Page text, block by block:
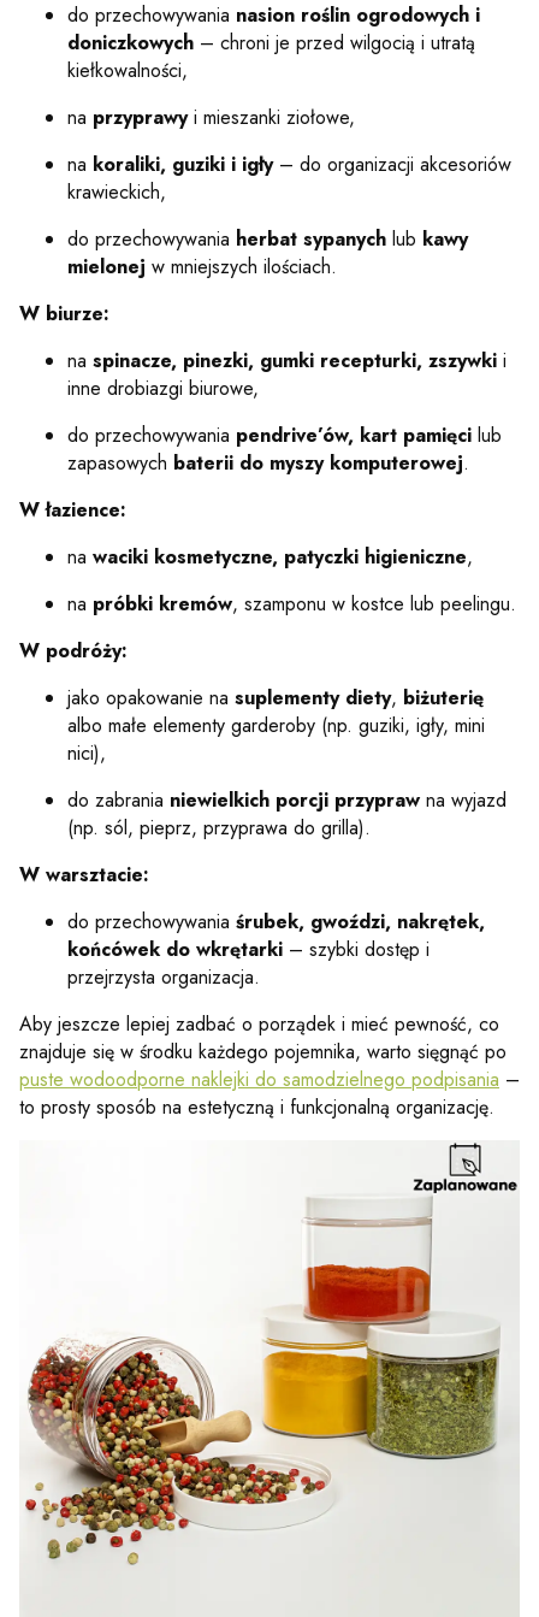
do przechowywania nasion roślin ogrodowych i
doniczkowych – chroni je przed wilgocią i utratą
kiełkowalności,
na przyprawyi mieszanki ziołowe,
na koraliki, guziki i igły– do organizacji akcesoriów
krawieckich,
do przechowywania herbat sypanych lub kawy
mielonej w mniejszych ilościach.
W biurze:
na spinacze, pinezki, gumki recepturki, zszywki i
inne drobiazgi biurowe,
do przechowywania pendrive’ów, kart pamięci lub
zapasowych baterii do myszy komputerowej.
W łazience:
na waciki kosmetyczne, patyczki higieniczne,
na próbki kremów, szamponu w kostce lub peelingu.
W podróży:
jako opakowanie na suplementy diety, biżuterię
albo małe elementy garderoby (np. guziki, igły, mini
nici),
do zabrania niewielkich porcji przypraw na wyjazd
(np. sól, pieprz, przyprawa do grilla).
W warsztacie:
do przechowywania śrubek, gwoździ, nakrętek,
końcówek do wkrętarki – szybki dostęp i
przejrzysta organizacja.
Aby jeszcze lepiej zadbać o porządek i mieć pewność, co
znajduje się w środku każdego pojemnika, warto sięgnąć po
puste wodoodporne naklejki do samodzielnego podpisania –
to prosty sposób na estetyczną i funkcjonalną organizację.